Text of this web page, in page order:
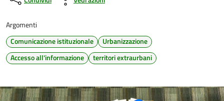
Argomenti
Comunicazione istituzionale
Urbanizzazione
Accesso all'informazione
territori extraurbani